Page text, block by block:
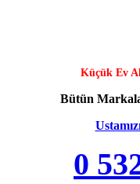
Küçük Ev
Bütün
0